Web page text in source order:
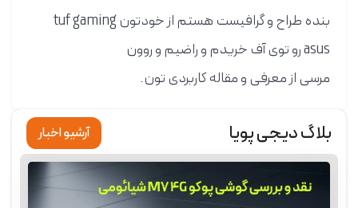
بنده طراح و گرافیست هستم از خودتون tuf gaming
asus رو توی آف خریدم و راضیم و روون
مرسی از معرفی و مقاله کاربردی تون.
بلاگ دیجی پویا آرشیو اخبار